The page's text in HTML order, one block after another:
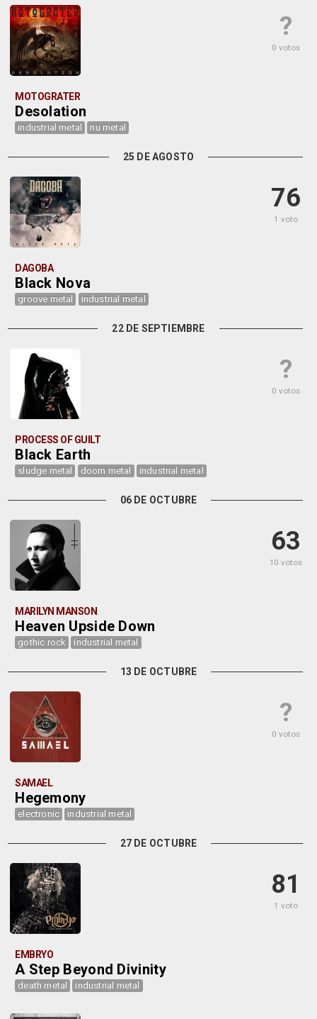
?
0 votos
MOTOGRATER
Desolation
industrial metal nu metal
25 DE AGOSTO
76
1 voto
DAGOBA
Black Nova
groove metal industrial metal
22 DE SEPTIEMBRE
?
0 votos
PROCESS OF GUILT
Black Earth
sludge metal doom metal industrial metal
06 DE OCTUBRE
63
10 votos
MARILYN MANSON
Heaven Upside Down
gothic rock industrial metal
13 DE OCTUBRE
?
0 votos
SAMAEL
Hegemony
electronic industrial metal
27 DE OCTUBRE
81
1 voto
EMBRYO
A Step Beyond Divinity
death metal industrial metal